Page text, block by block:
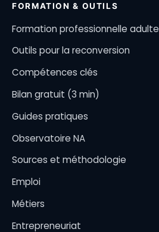
FORMATION & OUTILS
Formation professionnelle adulte
Outils pour la reconversion
Compétences clés
Bilan gratuit (3 min)
Guides pratiques
Observatoire NA
Sources et méthodologie
Emploi
Métiers
Entrepreneuriat